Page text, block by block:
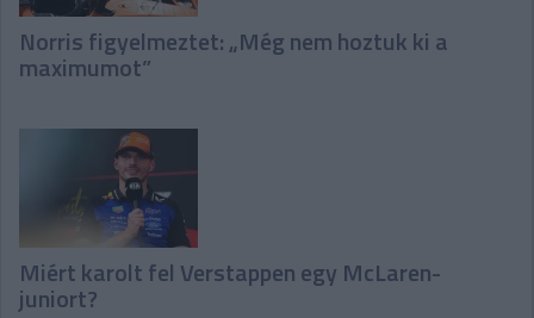
Norris figyelmeztet: „Még nem hoztuk ki a
maximumot”
Miért karolt fel Verstappen egy McLaren-
juniort?